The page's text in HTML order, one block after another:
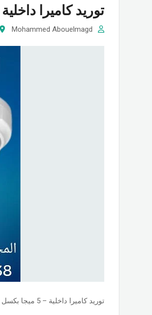
توريد كاميرا داخلية – 5 ميجا بكسل من المجد للنظم
توريد كاميرا داخلية – 5 ميجا بكسل من